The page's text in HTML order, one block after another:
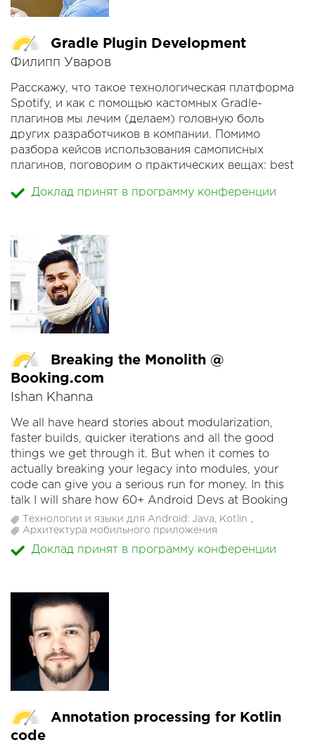
Gradle Plugin Development
Филипп Уваров
Расскажу, что такое технологическая платформа
Spotify, и как с помощью кастомных Gradle-
плагинов мы лечим (делаем) головную боль
других разработчиков в компании. Помимо
разбора кейсов использования самописных
плагинов, поговорим о практических вещах: best
Доклад принят в программу конференции
Breaking the Monolith @
Booking.com
Ishan Khanna
We all have heard stories about modularization,
faster builds, quicker iterations and all the good
things we get through it. But when it comes to
actually breaking your legacy into modules, your
code can give you a serious run for money. In this
talk I will share how 60+ Android Devs at Booking
got together to defeat the legacy and modularized
the app to get 10 times faster builds. If you attend
this talk you will be able to learn the best practices
Технологии и языки для Android: Java, Kotlin
Архитектура мобильного приложения
Доклад принят в программу конференции
Annotation processing for Kotlin
code